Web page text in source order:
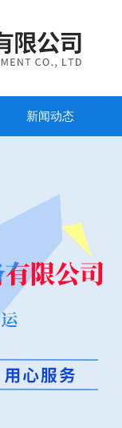
新闻动态